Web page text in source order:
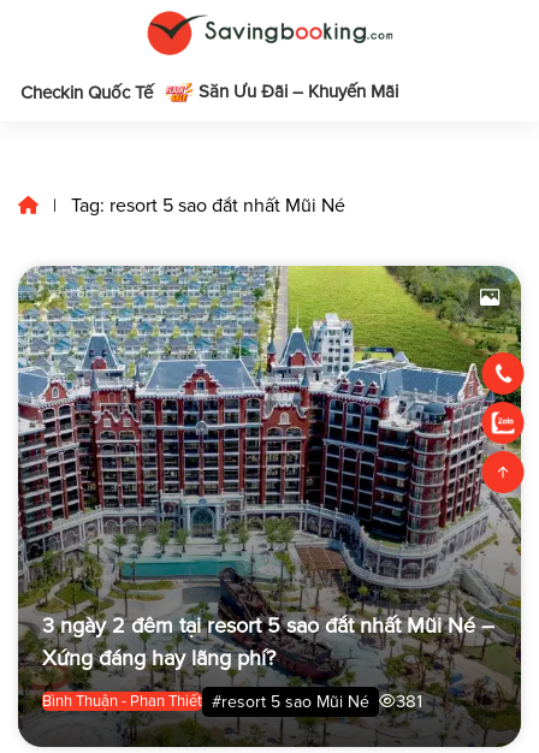
Checkin Quốc Tế Săn Ưu Đãi – Khuyến Mãi
| Tag: resort 5 sao đắt nhất Mũi Né
3 ngày 2 đêm tại resort 5 sao đắt nhất Mũi Né –
Xứng đáng hay lãng phí?
Bình Thuận - Phan Thiết #resort 5 sao Mũi Né 381